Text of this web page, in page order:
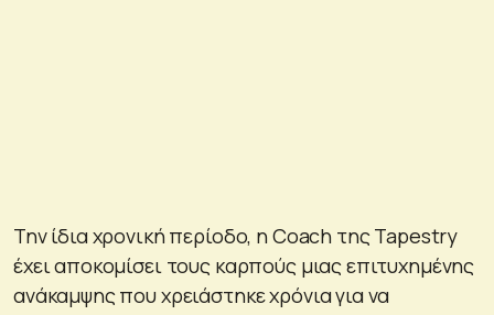
Την ίδια χρονική περίοδο, η Coach της Tapestry
έχει αποκομίσει τους καρπούς μιας επιτυχημένης
ανάκαμψης που χρειάστηκε χρόνια για να